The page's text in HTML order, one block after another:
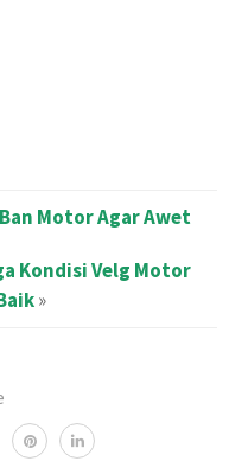
Motor Agar Awet
Kondisi Velg Motor
»